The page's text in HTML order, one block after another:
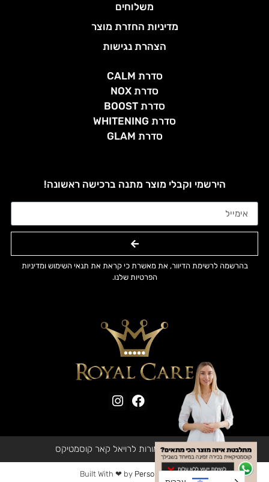
משלוחים
מדיניות החזרת מוצר
הצהרת נגישות
סדרת CALM
סדרת NOX
סדרת BOOST
סדרת WHITENING
סדרת GLAM
הירשמי וקבלי מוצר מתנה ברכישה ראשונה!
בהרשמה לרשימת הדיוור, את מאשרת כי קראת את תנאי השימוש ומדיניות
הפרטיות שלנו.
© כל הזכויות שמורות לרויאל קאר קוסמטיקס
Built With ❤ by Personal Group